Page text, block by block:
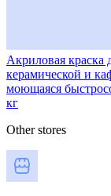
Акриловая краска
керамической и
моющаяся
кг
Other stores